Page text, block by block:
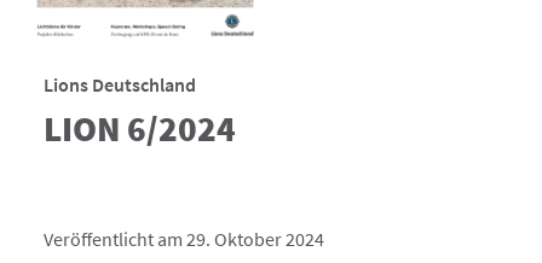
Lions Deutschland
LION 6/2024
Veröffentlicht am 29. Oktober 2024